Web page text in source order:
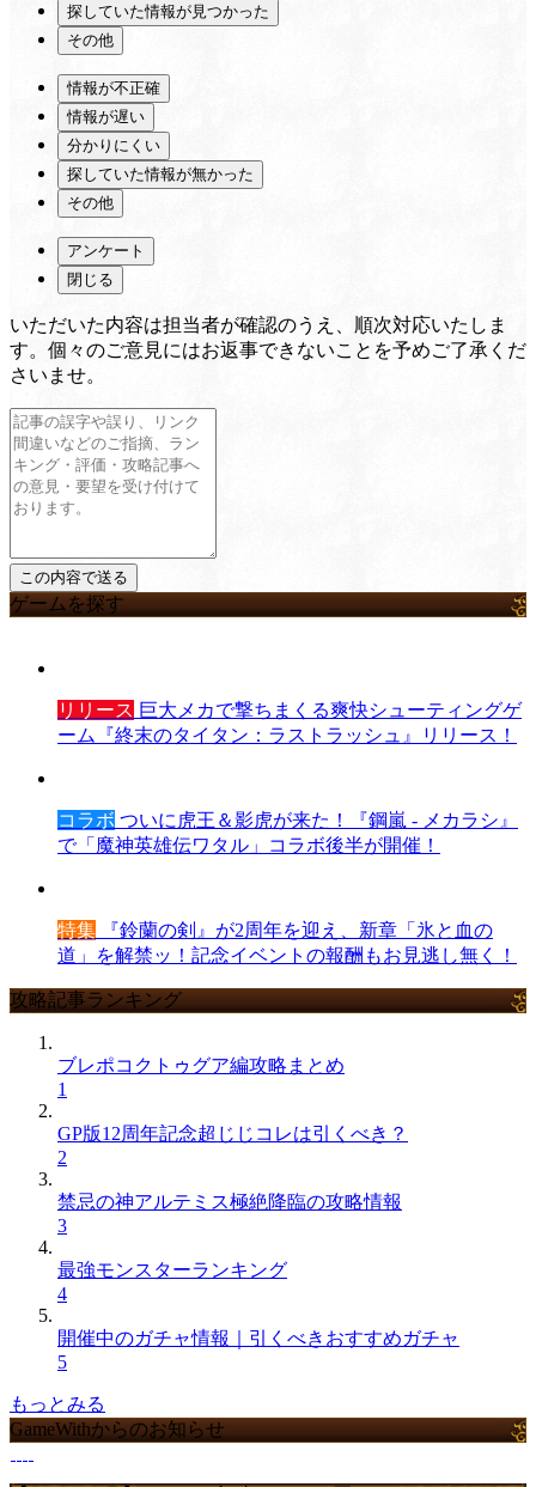
探していた情報が見つかった
その他
情報が不正確
情報が遅い
分かりにくい
探していた情報が無かった
その他
アンケート
閉じる
いただいた内容は担当者が確認のうえ、順次対応いたしま
す。個々のご意見にはお返事できないことを予めご了承くだ
さいませ。
ゲームを探す
リリース 巨大メカで撃ちまくる爽快シューティングゲ
ーム『終末のタイタン：ラストラッシュ』リリース！
コラボ ついに虎王＆影虎が来た！『鋼嵐 - メカラシ』
で「魔神英雄伝ワタル」コラボ後半が開催！
特集 『鈴蘭の剣』が2周年を迎え、新章「氷と血の
道」を解禁ッ！記念イベントの報酬もお見逃し無く！
攻略記事ランキング
ブレポコクトゥグア編攻略まとめ
1
GP版12周年記念超じじコレは引くべき？
2
禁忌の神アルテミス極絶降臨の攻略情報
3
最強モンスターランキング
4
開催中のガチャ情報｜引くべきおすすめガチャ
5
もっとみる
GameWithからのお知らせ